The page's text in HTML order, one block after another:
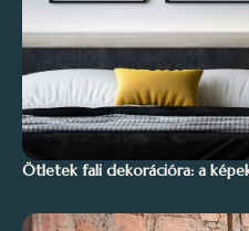
Ötletek fali dekorációra: a